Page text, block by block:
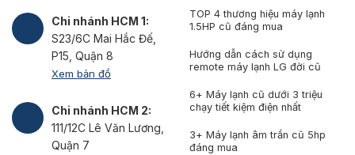
Chi nhánh HCM 1:
S23/6C Mai Hắc Đế,
P15, Quận 8
Xem bản đồ
Chi nhánh HCM 2:
111/12C Lê Văn Lương,
Quận 7
TOP 4 thương hiệu máy lạnh
1.5HP cũ đáng mua
Hướng dẫn cách sử dụng
remote máy lạnh LG đời cũ
6+ Máy lạnh cũ dưới 3 triệu
chạy tiết kiệm điện nhất
3+ Máy lạnh âm trần cũ 5hp
đáng mua